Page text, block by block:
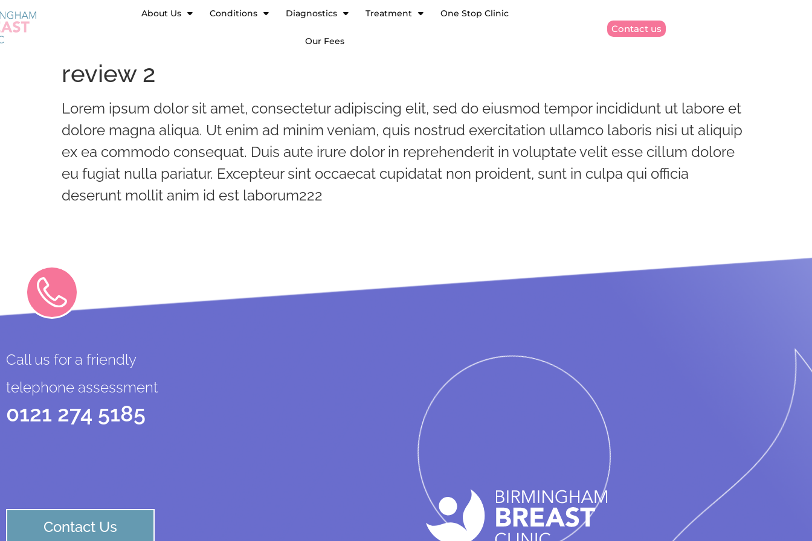
About Us Conditions Diagnostics Treatment One Stop Clinic
Our Fees
Contact us
review 2
Lorem ipsum dolor sit amet, consectetur adipiscing elit, sed do eiusmod tempor incididunt ut labore et
dolore magna aliqua. Ut enim ad minim veniam, quis nostrud exercitation ullamco laboris nisi ut aliquip
ex ea commodo consequat. Duis aute irure dolor in reprehenderit in voluptate velit esse cillum dolore
eu fugiat nulla pariatur. Excepteur sint occaecat cupidatat non proident, sunt in culpa qui officia
deserunt mollit anim id est laborum222
Call us for a friendly
telephone assessment
0121 274 5185
Contact Us